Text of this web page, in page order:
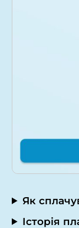
Як
Історія